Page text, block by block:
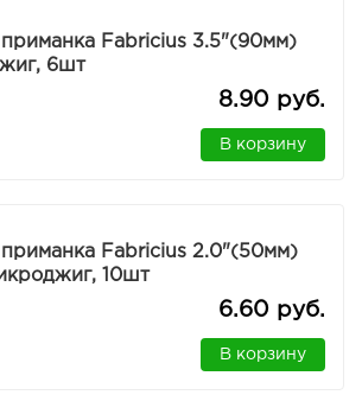
Fabricius 3.5"(90мм)
6шт
8.90 руб.
В корзину
Fabricius 2.0"(50мм)
10шт
6.60 руб.
В корзину